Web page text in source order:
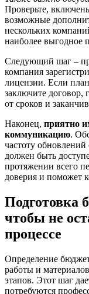
Проверьте,
возможные
нескольких
наиболее выгодное
Следующий шаг –
компания
лицензии. Если
заключите договор,
от сроков и
Наконец, приятно
коммуникацию.
частоту
должен быть
протяжении всего
доверия и поможет
Подготовка
чтобы не
процессе
Определение
работы и
этапов. Этот шаг
потребуются